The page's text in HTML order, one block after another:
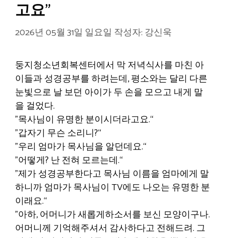
고요”
2026년 05월 31일 일요일 작성자: 강신욱
둥지청소년회복센터에서 막 저녁식사를 마친 아
이들과 성경공부를 하려는데, 평소와는 달리 다른
눈빛으로 날 보던 아이가 두 손을 모으고 내게 말
을 걸었다.
”목사님이 유명한 분이시더라고요.“
”갑자기 무슨 소리니?“
”우리 엄마가 목사님을 알던데요.“
”어떻게? 난 전혀 모르는데.“
”제가 성경공부한다고 목사님 이름을 엄마에게 말
하니까 엄마가 목사님이 TV에도 나오는 유명한 분
이래요.“
”아하, 어머니가 새롭게하소서를 보신 모양이구나.
어머니께 기억해주셔서 감사하다고 전해드려. 그